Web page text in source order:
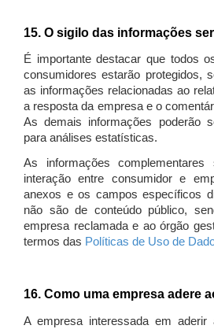
15. O sigilo das informações
É importante destacar que todos
consumidores estarão protegidos,
as informações relacionadas ao
a resposta da empresa e o
As demais informações poderão
para análises estatísticas.
As informações complementares
interação entre consumidor e
anexos e os campos específicos
não são de conteúdo público,
empresa reclamada e ao órgão
termos das Políticas de Uso de
16. Como uma empresa adere
A empresa interessada em aderir